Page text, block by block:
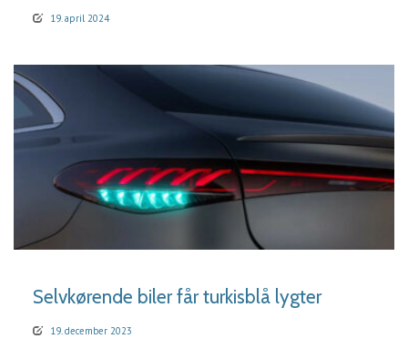
19. april 2024
Selvkørende biler får turkisblå lygter
19. december 2023